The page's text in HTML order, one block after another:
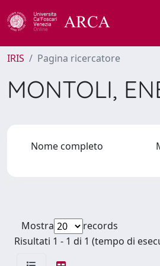
IRIS Pagina ricercatore
MONTOLI,
Nome completo
Mostra
records
Risultati 1 - 1 di 1 (tempo di